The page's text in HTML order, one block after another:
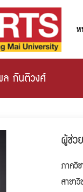
ห
ล กันตีวงศ์
ผู้ช่ว
ภาควิ
สาขาวิ